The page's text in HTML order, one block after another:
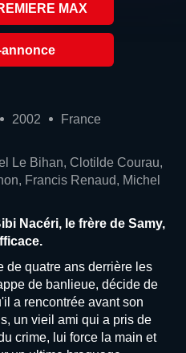
MAX
2002
France
Le Bihan, Clotilde Courau,
Francis Renaud, Michel
Nacéri, le frère de Samy,
de quatre ans derrière les
de banlieue, décide de
a rencontrée avant son
un vieil ami qui a pris de
crime, lui force la main et